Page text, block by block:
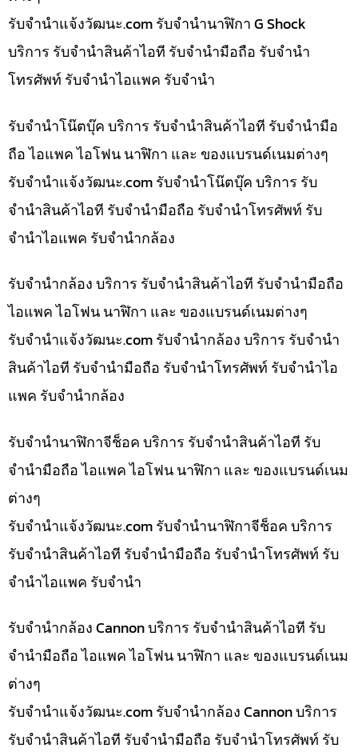
รับจํานําแจ้งวัฒนะ.com รับจำนำนาฬิกา G Shock
บริการ รับจำนำสินค้าไอที รับจำนำมือถือ รับจำนำ
โทรศัพท์ รับจำนำไอแพค รับจำนำ
รับจำนำโน๊ตบุ๊ค บริการ รับจำนำสินค้าไอที รับจำนำมือ
ถือ ไอแพค ไอโฟน นาฬิกา และ ของแบรนด์เนมต่างๆ
รับจํานําแจ้งวัฒนะ.com รับจำนำโน๊ตบุ๊ค บริการ รับ
จำนำสินค้าไอที รับจำนำมือถือ รับจำนำโทรศัพท์ รับ
จำนำไอแพค รับจำนำกล้อง
รับจำนำกล้อง บริการ รับจำนำสินค้าไอที รับจำนำมือถือ
ไอแพค ไอโฟน นาฬิกา และ ของแบรนด์เนมต่างๆ
รับจํานําแจ้งวัฒนะ.com รับจำนำกล้อง บริการ รับจำนำ
สินค้าไอที รับจำนำมือถือ รับจำนำโทรศัพท์ รับจำนำไอ
แพค รับจำนำกล้อง
รับจำนำนาฬิกาจีช็อค บริการ รับจำนำสินค้าไอที รับ
จำนำมือถือ ไอแพค ไอโฟน นาฬิกา และ ของแบรนด์เนม
ต่างๆ
รับจํานําแจ้งวัฒนะ.com รับจำนำนาฬิกาจีช็อค บริการ
รับจำนำสินค้าไอที รับจำนำมือถือ รับจำนำโทรศัพท์ รับ
จำนำไอแพค รับจำนำ
รับจำนำกล้อง Cannon บริการ รับจำนำสินค้าไอที รับ
จำนำมือถือ ไอแพค ไอโฟน นาฬิกา และ ของแบรนด์เนม
ต่างๆ
รับจํานําแจ้งวัฒนะ.com รับจำนำกล้อง Cannon บริการ
รับจำนำสินค้าไอที รับจำนำมือถือ รับจำนำโทรศัพท์ รับ